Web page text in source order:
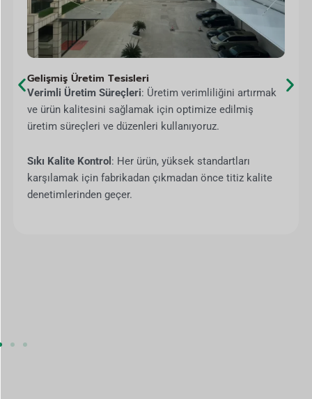
Gelişmiş Üretim Tesisleri
Verimli Üretim Süreçleri: Üretim verimliliğini artırmak
ve ürün kalitesini sağlamak için optimize edilmiş
üretim süreçleri ve düzenleri kullanıyoruz.
Sıkı Kalite Kontrol : Her ürün, yüksek standartları
karşılamak için fabrikadan çıkmadan önce titiz kalite
denetimlerinden geçer.